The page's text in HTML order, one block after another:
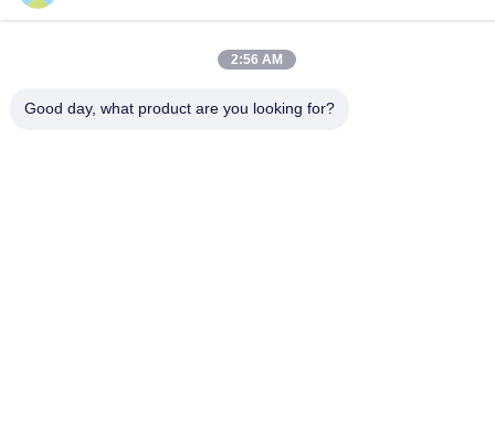
Shenzhen Lunfeng Technology Co., Ltd सभी अधिकार सुरक्षित हैं।
2:56 AM
Good day, what product are you looking for?